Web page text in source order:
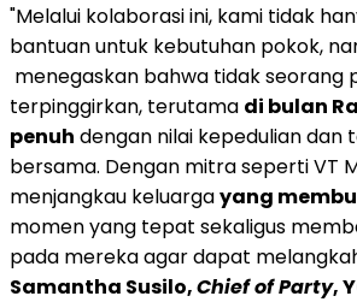
"Melalui kolaborasi ini, kami tidak
bantuan untuk kebutuhan pokok,
menegaskan bahwa tidak seorang
terpinggirkan, terutama di bulan
penuh dengan nilai kepedulian dan
bersama. Dengan mitra seperti VT
menjangkau keluargayang
momen yang tepat sekaligus
pada mereka agar dapat
Samantha Susilo,Chief of Party,